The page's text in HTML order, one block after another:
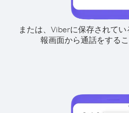
または、Viberに保存されて
報画面から通話をするこ